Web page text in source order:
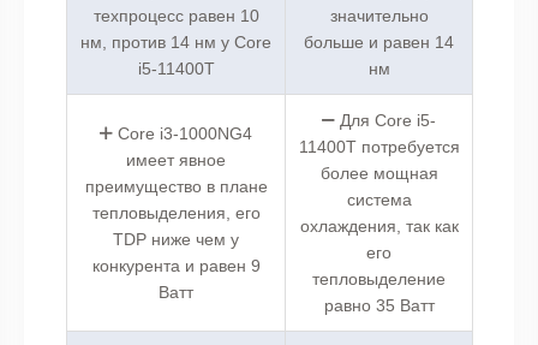
техпроцесс равен 10
нм, против 14 нм у Core
i5-11400T
значительно
больше и равен 14
нм
Core i3-1000NG4
имеет явное
преимущество в плане
тепловыделения, его
TDP ниже чем у
конкурента и равен 9
Ватт
Для Core i5-
11400T потребуется
более мощная
система
охлаждения, так как
его
тепловыделение
равно 35 Ватт